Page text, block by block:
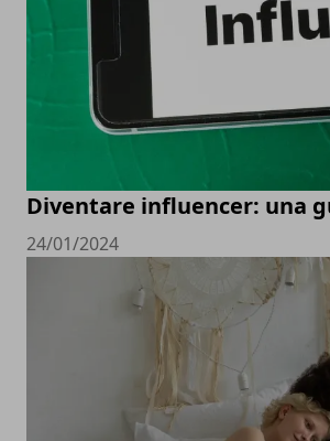
Diventare influencer: una
24/01/2024